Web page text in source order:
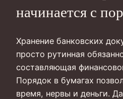
начинается с
Хранение банковских
просто рутинная
составляющая
Порядок в бумагах
время, нервы и деньги.